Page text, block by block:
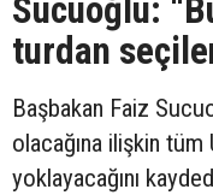
Sucuoğlu:
turdan
Başbakan Faiz
olacağına ilişkin tüm
yoklayacağını